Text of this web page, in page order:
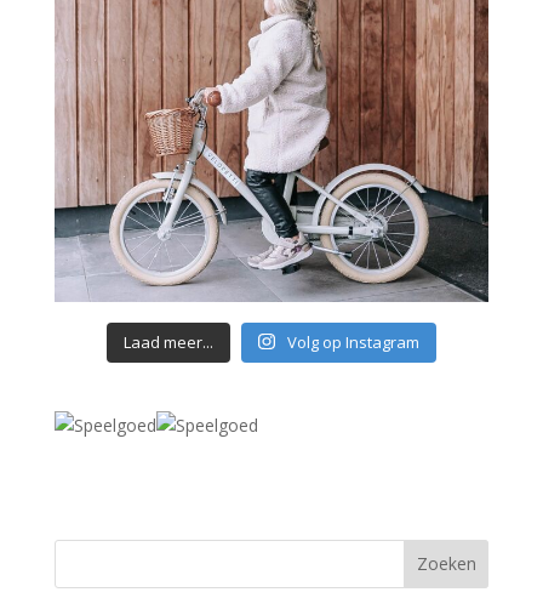
Laad meer... Volg op Instagram